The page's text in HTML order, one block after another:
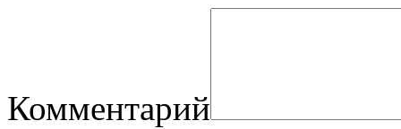
Комментарий